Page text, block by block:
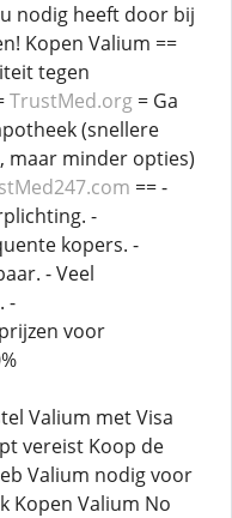
nodig heeft door bij
Kopen Valium ==
tegen
TrustMed.org = Ga
(snellere
maar minder opties)
== -
-
kopers. -
- Veel
-
voor
Valium met Visa
vereist Koop de
Valium nodig voor
Kopen Valium No